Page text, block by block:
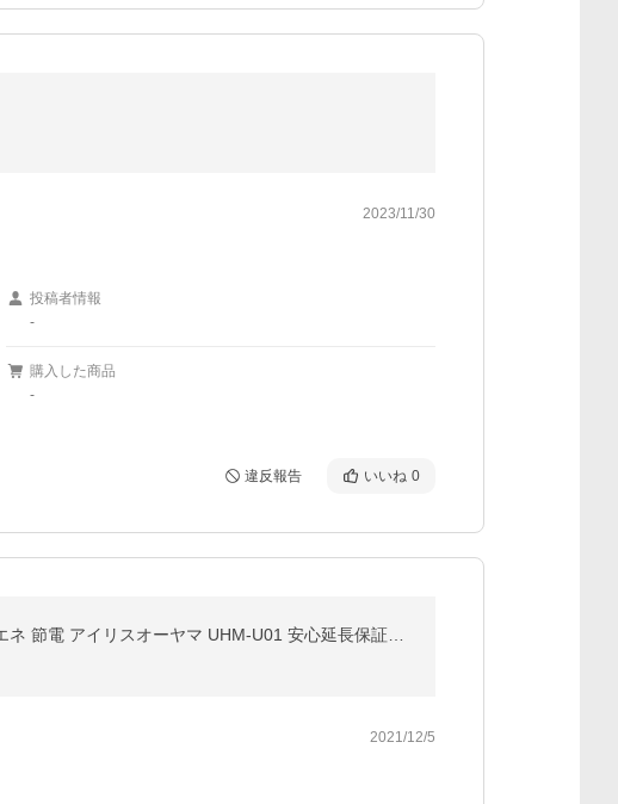
2023/11/30
投稿者情報
-
購入した商品
-
違反報告 いいね 0
2021/12/5